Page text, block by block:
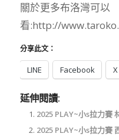
關於更多布洛灣可以
看:http://
分享此文：
LINE Facebook X
延伸閱讀:
2025 PLAY~小s拉力賽
2025 PLAY~小s拉力賽